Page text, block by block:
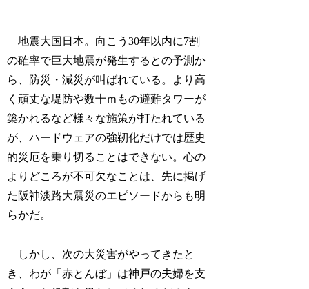
地震大国日本。向こう30年以内に7割
の確率で巨大地震が発生するとの予測か
ら、防災・減災が叫ばれている。より高
く頑丈な堤防や数十ｍもの避難タワーが
築かれるなど様々な施策が打たれている
が、ハードウェアの強靭化だけでは歴史
的災厄を乗り切ることはできない。心の
よりどころが不可欠なことは、先に掲げ
た阪神淡路大震災のエピソードからも明
らかだ。
しかし、次の大災害がやってきたと
き、わが「赤とんぼ」は神戸の夫婦を支